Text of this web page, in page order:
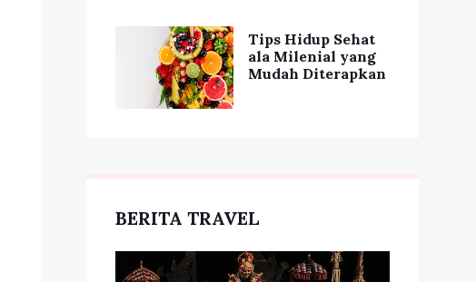
Tips Hidup Sehat
ala Milenial yang
Mudah Diterapkan
BERITA TRAVEL